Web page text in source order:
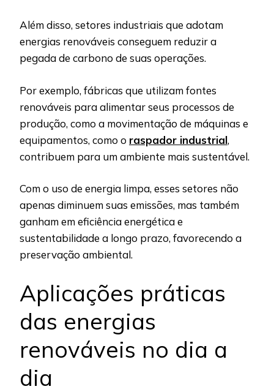
Além disso, setores industriais que adotam
energias renováveis conseguem reduzir a
pegada de carbono de suas operações.
Por exemplo, fábricas que utilizam fontes
renováveis para alimentar seus processos de
produção, como a movimentação de máquinas e
equipamentos, como o raspador industrial,
contribuem para um ambiente mais sustentável.
Com o uso de energia limpa, esses setores não
apenas diminuem suas emissões, mas também
ganham em eficiência energética e
sustentabilidade a longo prazo, favorecendo a
preservação ambiental.
Aplicações práticas
das energias
renováveis no dia a
dia